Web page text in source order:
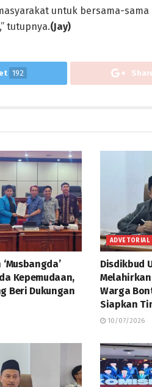
untuk bersama-
tutupnya.(Jay)
192
Kepemudaan,
Beri Dukungan
ADVETORIAL
Disdikbud
Melahirkan
Warga
Siapkan
10/07/2026